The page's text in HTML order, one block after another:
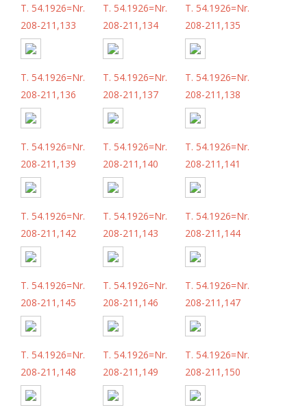
T. 54.1926=Nr.
208-211,133
T. 54.1926=Nr.
208-211,134
T. 54.1926=Nr.
208-211,135
T. 54.1926=Nr.
208-211,136
T. 54.1926=Nr.
208-211,137
T. 54.1926=Nr.
208-211,138
T. 54.1926=Nr.
208-211,139
T. 54.1926=Nr.
208-211,140
T. 54.1926=Nr.
208-211,141
T. 54.1926=Nr.
208-211,142
T. 54.1926=Nr.
208-211,143
T. 54.1926=Nr.
208-211,144
T. 54.1926=Nr.
208-211,145
T. 54.1926=Nr.
208-211,146
T. 54.1926=Nr.
208-211,147
T. 54.1926=Nr.
208-211,148
T. 54.1926=Nr.
208-211,149
T. 54.1926=Nr.
208-211,150